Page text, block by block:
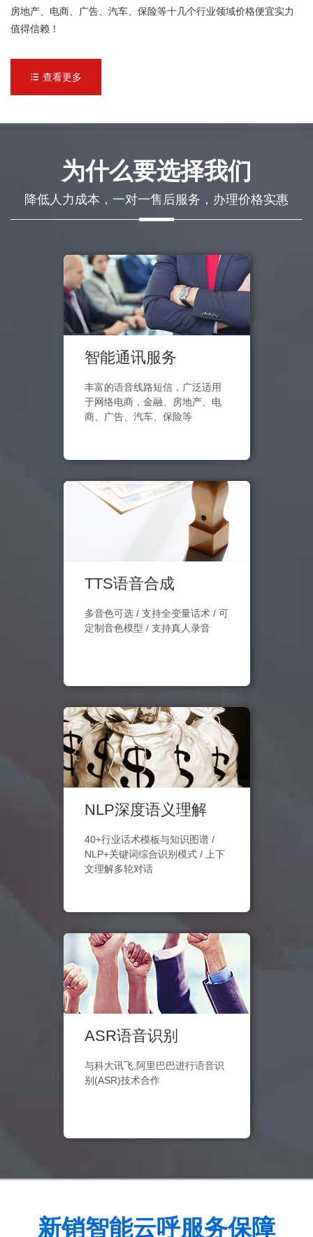
房地产、电商、广告、汽车、保险等十几个行业领域价格便宜实力
值得信赖！
 查看更多
为什么要选择我们
降低人力成本，一对一售后服务，办理价格实惠
智能通讯服务
丰富的语音线路短信，广泛适用
于网络电商，金融、房地产、电
商、广告、汽车、保险等
TTS语音合成
多音色可选 / 支持全变量话术 / 可
定制音色模型 / 支持真人录音
NLP深度语义理解
40+行业话术模板与知识图谱 /
NLP+关键词综合识别模式 / 上下
文理解多轮对话
ASR语音识别
与科大讯飞,阿里巴巴进行语音识
别(ASR)技术合作
新销智能云呼服务保障